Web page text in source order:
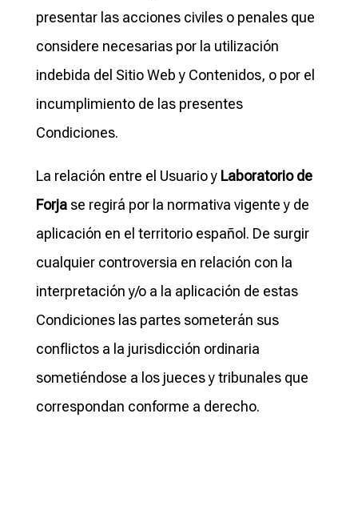
presentar las acciones civiles o penales que
considere necesarias por la utilización
indebida del Sitio Web y Contenidos, o por el
incumplimiento de las presentes
Condiciones.
La relación entre el Usuario y Laboratorio de
Forjase regirá por la normativa vigente y de
aplicación en el territorio español. De surgir
cualquier controversia en relación con la
interpretación y/o a la aplicación de estas
Condiciones las partes someterán sus
conflictos a la jurisdicción ordinaria
sometiéndose a los jueces y tribunales que
correspondan conforme a derecho.